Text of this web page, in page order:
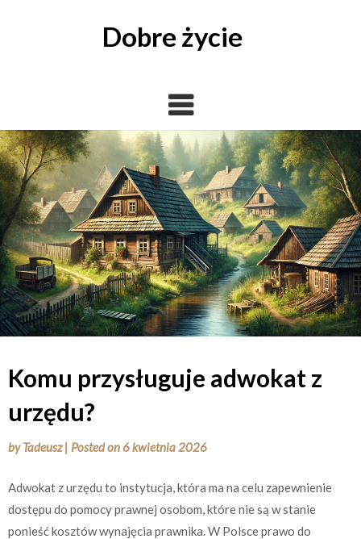
Dobre życie
Komu przysługuje adwokat z
urzędu?
byTadeusz | Posted on6 kwietnia 2026
Adwokat z urzędu to instytucja, która ma na celu zapewnienie
dostępu do pomocy prawnej osobom, które nie są w stanie
ponieść kosztów wynajęcia prawnika. W Polsce prawo do